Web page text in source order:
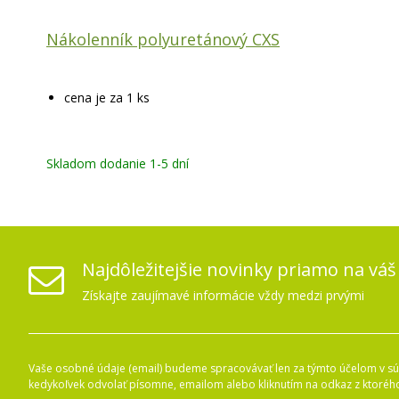
Nákolenník polyuretánový CXS
cena je za 1 ks
Skladom dodanie 1-5 dní
Najdôležitejšie novinky priamo na
Získajte zaujímavé informácie vždy medzi prvými
Vaše osobné údaje (email) budeme spracovávať len za týmto účelom v
kedykoľvek odvolať písomne, emailom alebo kliknutím na odkaz z